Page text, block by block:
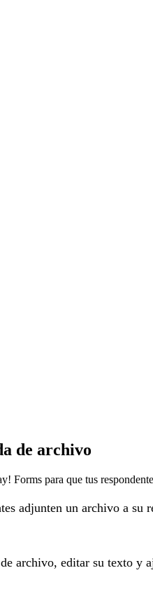
de archivo
Forms para que tus
adjunten un archivo a
archivo, editar su texto y